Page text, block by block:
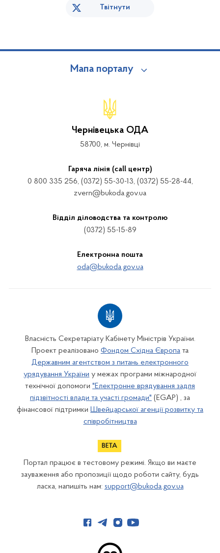
Твітнути
Мапа порталу
Чернівецька ОДА
58700, м. Чернівці
Гаряча лінія (call центр)
0 800 335 256, (0372) 55-30-13, (0372) 55-28-44,
zvern@bukoda.gov.ua
Відділ діловодства та контролю
(0372) 55-15-89
Електронна пошта
oda@bukoda.gov.ua
Власність Секретаріату Кабінету Міністрів України.
Проект реалізовано Фондом Східна Європа та
Державним агентством з питань електронного
урядування України у межах програми міжнародної
технічної допомоги "Електронне врядування задля
підзвітності влади та участі громади" (EGAP) , за
фінансової підтримки Швейцарської агенції розвитку та
співробітництва
Портал працює в тестовому режимі. Якщо ви маєте
зауваження або пропозиції щодо роботи сайту, будь
ласка, напишіть нам: support@bukoda.gov.ua